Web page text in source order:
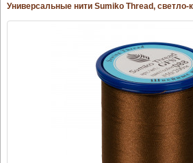
Универсальные нити Sumiko Thread, светло-